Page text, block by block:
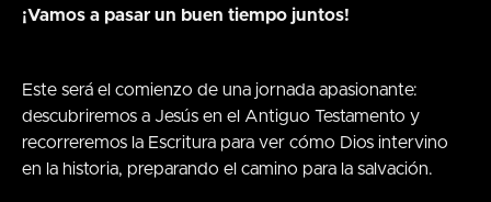
¡Vamos a pasar un buen tiempo juntos!
Este será el comienzo de una jornada apasionante:
descubriremos a Jesús en el Antiguo Testamento y
recorreremos la Escritura para ver cómo Dios intervino
en la historia, preparando el camino para la salvación.